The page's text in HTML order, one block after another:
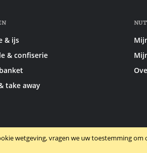
wetgeving, vragen we uw toestemming om
& ijs
& confiserie
take away